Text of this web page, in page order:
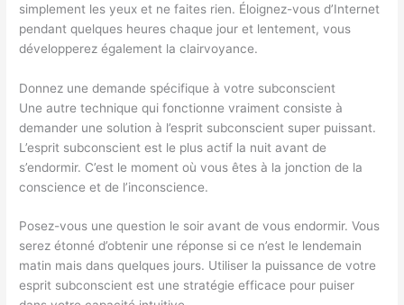
simplement les yeux et ne faites rien. Éloignez-vous d’Internet
pendant quelques heures chaque jour et lentement, vous
développerez également la clairvoyance.
Donnez une demande spécifique à votre subconscient
Une autre technique qui fonctionne vraiment consiste à
demander une solution à l’esprit subconscient super puissant.
L’esprit subconscient est le plus actif la nuit avant de
s’endormir. C’est le moment où vous êtes à la jonction de la
conscience et de l’inconscience.
Posez-vous une question le soir avant de vous endormir. Vous
serez étonné d’obtenir une réponse si ce n’est le lendemain
matin mais dans quelques jours. Utiliser la puissance de votre
esprit subconscient est une stratégie efficace pour puiser